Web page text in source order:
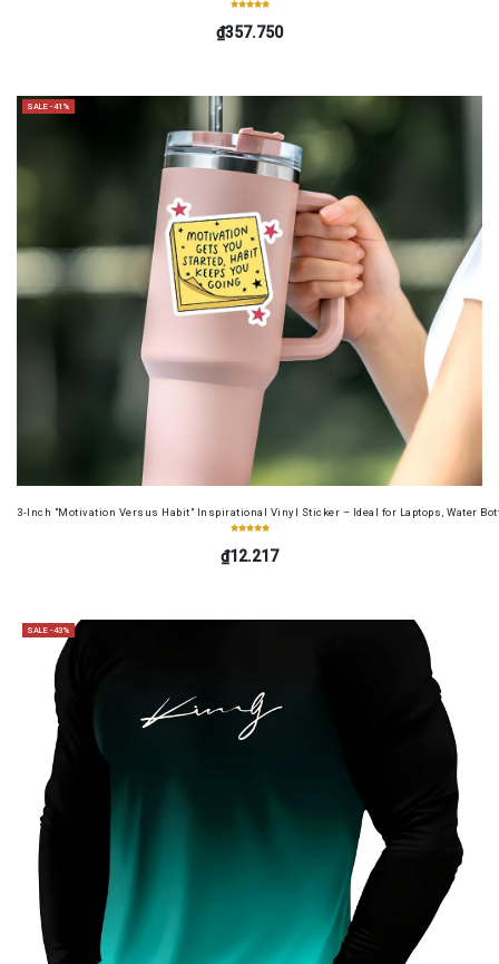
₫357.750
SALE -41%
3-Inch "Motivation Versus Habit" Inspirational Vinyl Sticker – Ideal for Laptops, Water
₫12.217
SALE -43%